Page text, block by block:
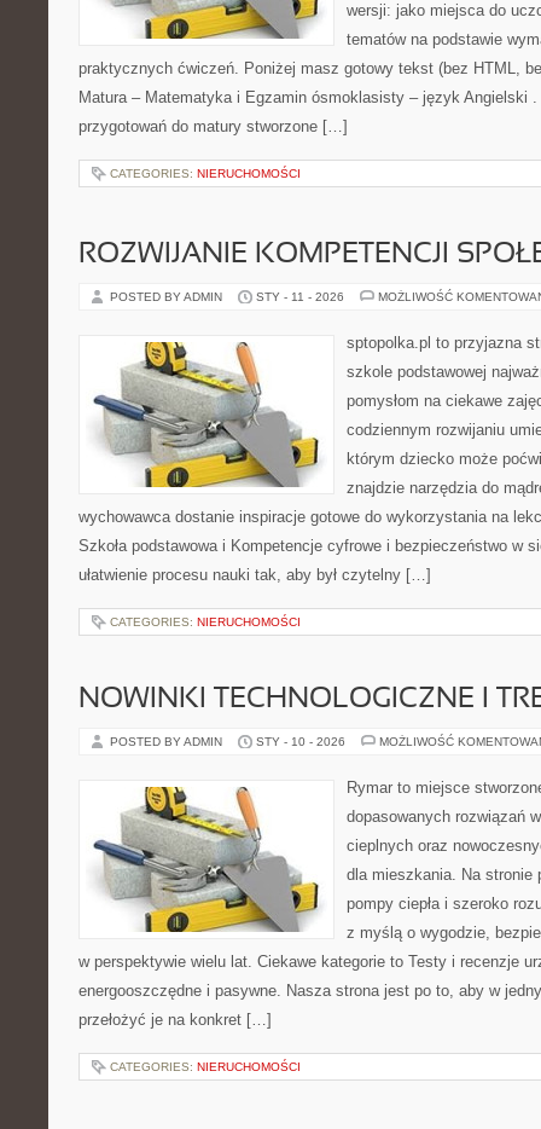
wersji: jako miejsca do
tematów na podstawie
praktycznych ćwiczeń. Poniżej masz gotowy tekst (bez HTML,
Matura – Matematyka i Egzamin ósmoklasisty – język Angielski
przygotowań do matury stworzone […]
CATEGORIES: NIERUCHOMOŚCI
ROZWIJANIE KOMPETENCJI
POSTED BY ADMIN STY - 11 - 2026 MOŻLIWOŚĆ
sptopolka.pl to przyjazna
szkole podstawowej
pomysłom na ciekawe
codziennym rozwijaniu
którym dziecko może
znajdzie narzędzia do
wychowawca dostanie inspiracje gotowe do wykorzystania na
Szkoła podstawowa i Kompetencje cyfrowe i bezpieczeństwo w
ułatwienie procesu nauki tak, aby był czytelny […]
CATEGORIES: NIERUCHOMOŚCI
NOWINKI TECHNOLOGICZNE I
POSTED BY ADMIN STY - 10 - 2026 MOŻLIWOŚĆ
Rymar to miejsce
dopasowanych rozwiązań
cieplnych oraz
dla mieszkania. Na stronie
pompy ciepła i szeroko
z myślą o wygodzie,
w perspektywie wielu lat. Ciekawe kategorie to Testy i recenzje
energooszczędne i pasywne. Nasza strona jest po to, aby w
przełożyć je na konkret […]
CATEGORIES: NIERUCHOMOŚCI